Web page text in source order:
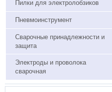
Пилки для электролобзиков
Пневмоинструмент
Сварочные принадлежности и
защита
Электроды и проволока
сварочная